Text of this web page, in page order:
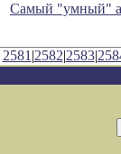
Самый "умный"
2581 |2582|2583|